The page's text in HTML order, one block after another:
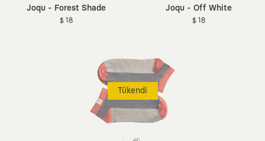
Joqu - Forest Shade
$ 18
Joqu - Off White
$ 18
Tükendi